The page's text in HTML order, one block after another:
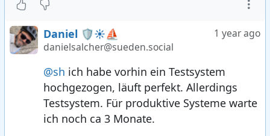
1 year ago
Daniel 🛡️☀️⛵
danielsalcher@sueden.social
@sh ich habe vorhin ein Testsystem
hochgezogen, läuft perfekt. Allerdings
Testsystem. Für produktive Systeme warte
ich noch ca 3 Monate.